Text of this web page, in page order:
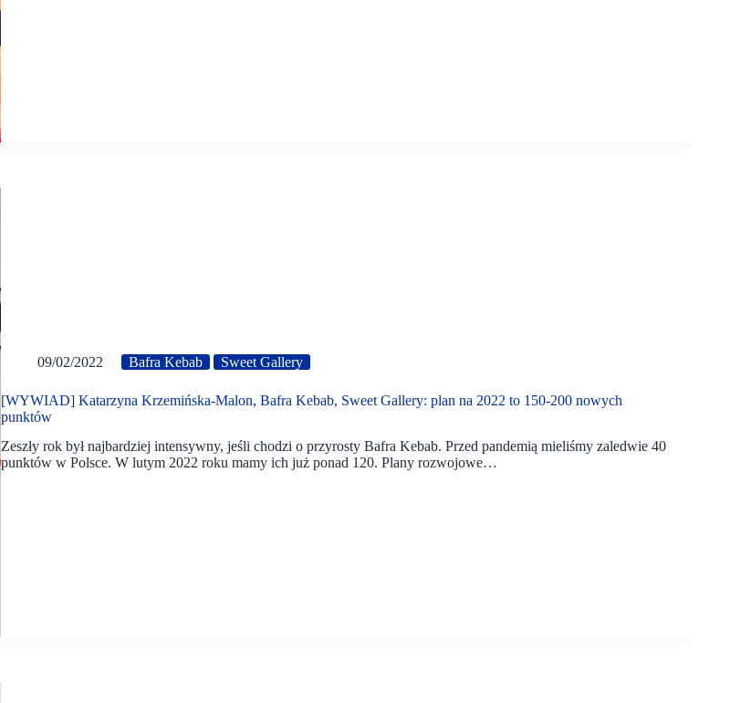
09/02/2022 Bafra Kebab Sweet Gallery
[WYWIAD] Katarzyna Krzemińska-Malon, Bafra Kebab, Sweet Gallery: plan na 2022 to 150-200 nowych
punktów
Zeszły rok był najbardziej intensywny, jeśli chodzi o przyrosty Bafra Kebab. Przed pandemią mieliśmy zaledwie 40
punktów w Polsce. W lutym 2022 roku mamy ich już ponad 120. Plany rozwojowe…